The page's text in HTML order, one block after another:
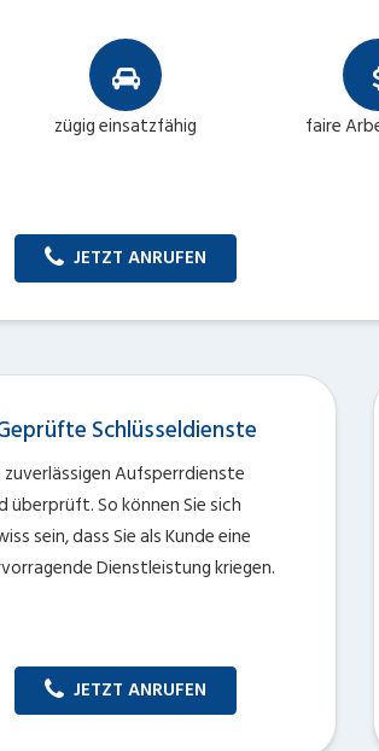
zügig einsatzfähig faire
JETZT ANRUFEN
Schlüsseldienste
zuverlässigen Aufsperrdienste
überprüft. So können Sie sich
sein, dass Sie als Kunde eine
Dienstleistung kriegen.
JETZT ANRUFEN